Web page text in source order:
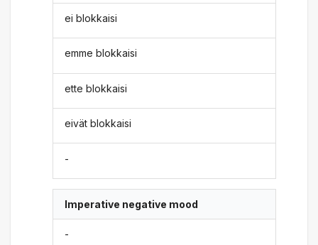
ei blokkaisi
emme blokkaisi
ette blokkaisi
eivät blokkaisi
-
Imperative negative mood
-